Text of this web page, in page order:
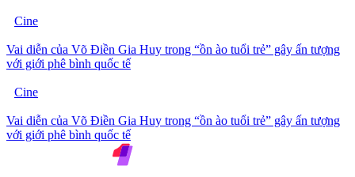
Cine
Vai diễn của Võ Điền Gia Huy trong “ồn ào tuổi trẻ” gây ấn tượng
với giới phê bình quốc tế
Cine
Vai diễn của Võ Điền Gia Huy trong “ồn ào tuổi trẻ” gây ấn tượng
với giới phê bình quốc tế